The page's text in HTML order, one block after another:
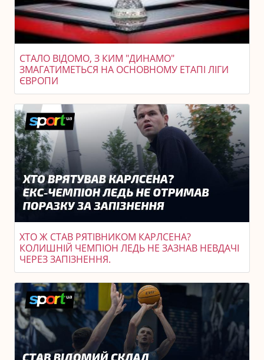
СТАЛО ВІДОМО, З КИМ "ДИНАМО"
ЗМАГАТИМЕТЬСЯ НА ОСНОВНОМУ ЕТАПІ ЛІГИ
ЄВРОПИ
ХТО Ж СТАВ РЯТІВНИКОМ КАРЛСЕНА?
КОЛИШНІЙ ЧЕМПІОН ЛЕДЬ НЕ ЗАЗНАВ НЕВДАЧІ
ЧЕРЕЗ ЗАПІЗНЕННЯ.